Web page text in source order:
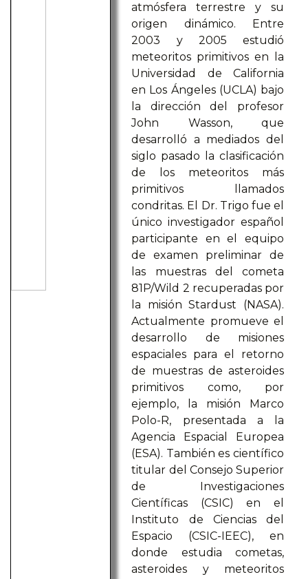
atmósfera terrestre y su
origen dinámico. Entre
2003 y 2005 estudió
meteoritos primitivos en la
Universidad de California
en Los Ángeles (UCLA) bajo
la dirección del profesor
John Wasson, que
desarrolló a mediados del
siglo pasado la clasificación
de los meteoritos más
primitivos llamados
condritas. El Dr. Trigo fue el
único investigador español
participante en el equipo
de examen preliminar de
las muestras del cometa
81P/Wild 2 recuperadas por
la misión Stardust (NASA).
Actualmente promueve el
desarrollo de misiones
espaciales para el retorno
de muestras de asteroides
primitivos como, por
ejemplo, la misión Marco
Polo-R, presentada a la
Agencia Espacial Europea
(ESA). También es científico
titular del Consejo Superior
de Investigaciones
Científicas (CSIC) en el
Instituto de Ciencias del
Espacio (CSIC-IEEC), en
donde estudia cometas,
asteroides y meteoritos